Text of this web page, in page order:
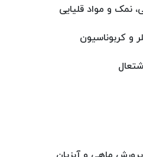
نمک و مواد قلیایی
و کربوناسیون